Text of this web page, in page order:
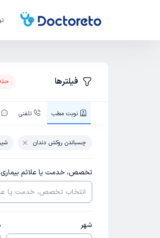
فیلترها
نوبت‌ مطب تلفنی
چسباندن روکش دندان
تخصص، خدمت یا علائم بیماری
شهر